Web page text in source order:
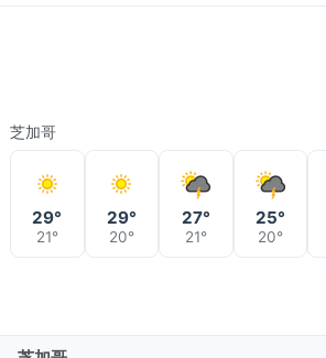
芝加哥
29°
21°
29°
20°
27°
21°
25°
20°